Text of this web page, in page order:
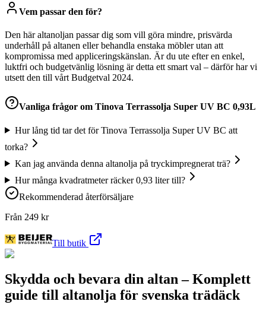
Vem passar den för?
Den här altanoljan passar dig som vill göra mindre, prisvärda
underhåll på altanen eller behandla enstaka möbler utan att
kompromissa med appliceringskänslan. Är du ute efter en enkel,
luktfri och budgetvänlig lösning är detta ett smart val – därför har vi
utsett den till vårt Budgetval 2024.
Vanliga frågor om Tinova Terrassolja Super UV BC 0,93L
Hur lång tid tar det för Tinova Terrassolja Super UV BC att
torka?
Kan jag använda denna altanolja på tryckimpregnerat trä?
Hur många kvadratmeter räcker 0,93 liter till?
Rekommenderad återförsäljare
Från 249 kr
Till butik
Skydda och bevara din altan – Komplett
guide till altanolja för svenska trädäck